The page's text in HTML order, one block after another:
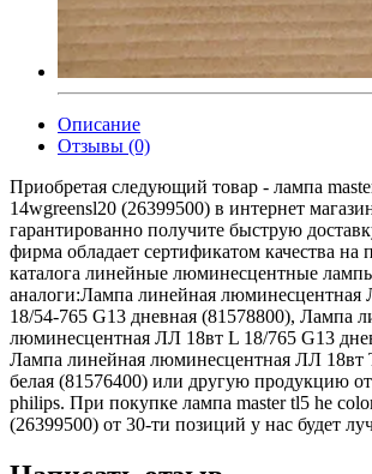
Описание
Отзывы (0)
Приобретая следующий товар - лампа
14wgreensl20 (26399500) в интернет
гарантированно получите быструю
фирма обладает сертификатом качества на
каталога линейные люминесцентные
аналоги:Лампа линейная
18/54-765 G13 дневная (81578800), Лампа
люминесцентная ЛЛ 18вт L 18/765 G13
Лампа линейная люминесцентная ЛЛ 18вт
белая (81576400) или другую продукцию
philips. При покупке лампа master tl5 he
(26399500) от 30-ти позиций у нас будет